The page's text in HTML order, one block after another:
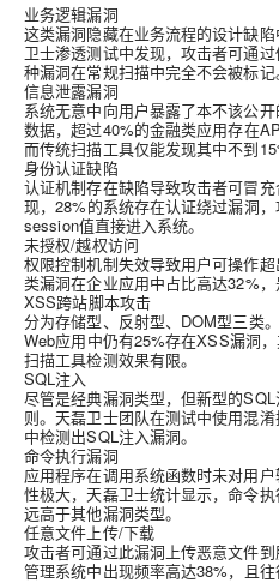
业务逻辑漏洞
这类漏洞隐藏在业务流程的设计缺
卫士渗透测试中发现，攻击者可通
种漏洞在常规扫描中完全不会被标记
信息泄露漏洞
系统无意中向用户暴露了本不该公
数据，超过40%的金融类应用存在
而传统扫描工具仅能发现其中不到
身份认证缺陷
认证机制存在缺陷导致攻击者可冒
现，28%的系统存在认证绕过漏洞
session值直接进入系统。
未授权/越权访问
权限控制机制失效导致用户可操作
类漏洞在企业应用中占比高达32%
XSS跨站脚本攻击
分为存储型、反射型、DOM型三类
Web应用中仍有25%存在XSS漏洞
扫描工具检测效果有限。
SQL注入
尽管是经典漏洞类型，但新型的
则。天磊卫士团队在测试中使用混
中检测出SQL注入漏洞。
命令执行漏洞
应用程序在调用系统函数时未对用
性极大，天磊卫士统计显示，命令
远高于其他漏洞类型。
任意文件上传/下载
攻击者可通过此漏洞上传恶意文件
管理系统中出现频率高达38%，且